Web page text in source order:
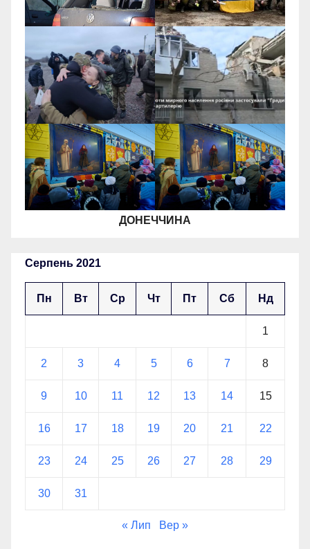
ДОНЕЧЧИНА
Серпень 2021
Пн Вт Ср Чт Пт Сб Нд
1
2 3 4 5 6 7 8
9 10 11 12 13 14 15
16 17 18 19 20 21 22
23 24 25 26 27 28 29
30 31
« Лип Вер »